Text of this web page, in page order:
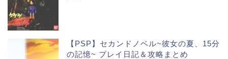
【PSP】セカンドノベル~彼女の夏、15分
の記憶~ プレイ日記＆攻略まとめ